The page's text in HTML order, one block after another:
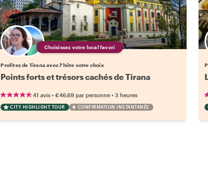
Choisissez votre local favori
Profitez de Tirana avec l'hôte votre choix
Points forts et trésors cachés de Tirana
41 avis •€46.69 par personne •3 heures
CITY HIGHLIGHT TOUR CONFIRMATION INSTANTANÉE